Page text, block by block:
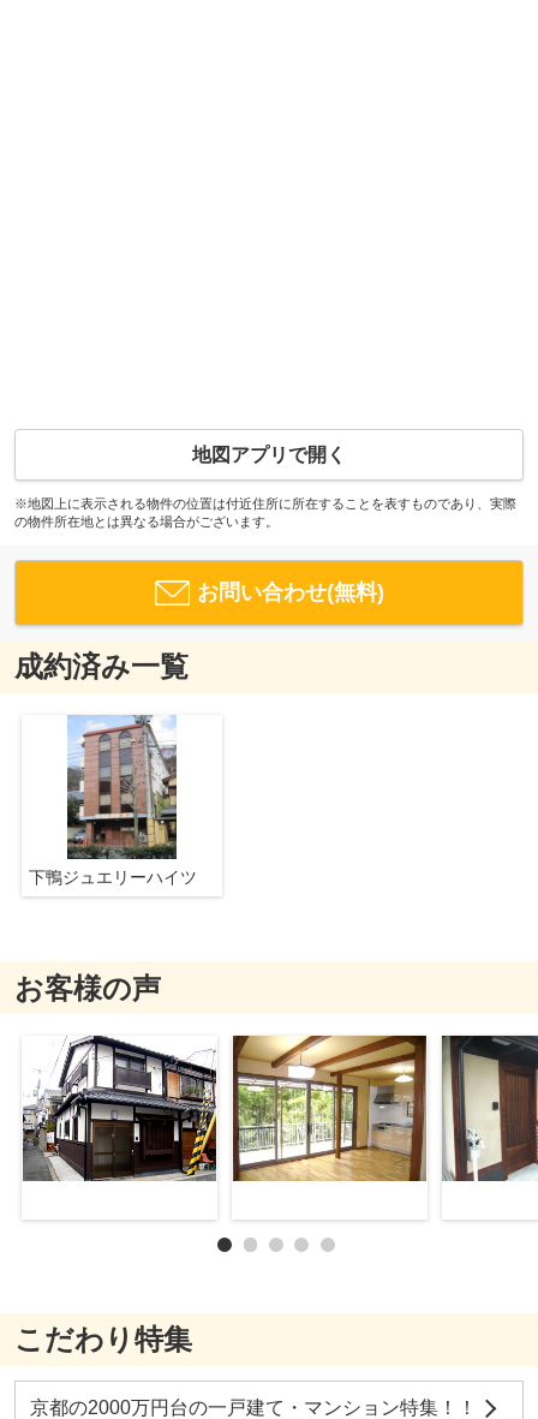
地図アプリで開く
※地図上に表示される物件の位置は付近住所に所在することを表すものであり、実際
の物件所在地とは異なる場合がございます。
お問い合わせ(無料)
成約済み一覧
下鴨ジュエリーハイツ
お客様の声
こだわり特集
京都の2000万円台の一戸建て・マンション特集！！